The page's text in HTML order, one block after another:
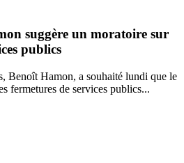
suggère un moratoire sur
publics
Benoît Hamon, a souhaité lundi que le
fermetures de services publics...